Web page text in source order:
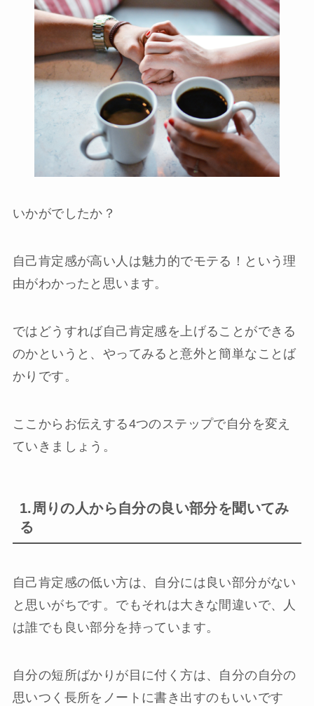
いかがでしたか？
自己肯定感が高い人は魅力的でモテる！という理
由がわかったと思います。
ではどうすれば自己肯定感を上げることができる
のかというと、やってみると意外と簡単なことば
かりです。
ここからお伝えする4つのステップで自分を変え
ていきましょう。
1.周りの人から自分の良い部分を聞いてみ
る
自己肯定感の低い方は、自分には良い部分がない
と思いがちです。でもそれは大きな間違いで、人
は誰でも良い部分を持っています。
自分の短所ばかりが目に付く方は、自分の自分の
思いつく長所をノートに書き出すのもいいです